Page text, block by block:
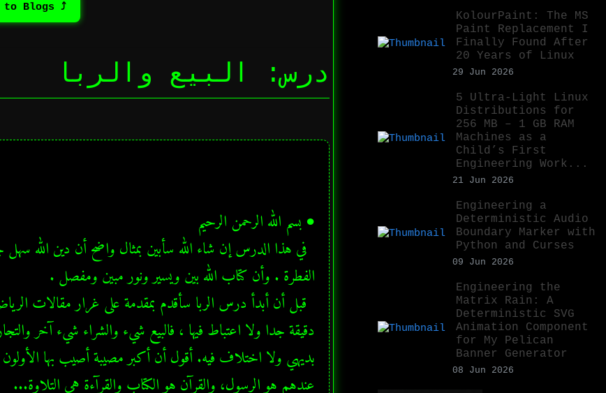
⤴ Back to Blogs
درس: البيع والربا
KolourPaint: The MS
Paint Replacement I
Finally Found After
20 Years of Linux
29 Jun 2026
5 Ultra-Light Linux
Distributions for
256 MB – 1 GB RAM
Machines as a
Child’s First
Engineering Work...
21 Jun 2026
Engineering a
Deterministic Audio
Boundary Marker with
Python and Curses
09 Jun 2026
Engineering the
Matrix Rain: A
Deterministic SVG
Animation Component
for My Pelican
Banner Generator
08 Jun 2026